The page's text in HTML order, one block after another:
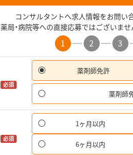
コンサルタントへ求人情報をお問い
薬局・病院等への直接応募ではございませ
1 2 3
必須
薬剤師免許
薬剤師
必須
1ヶ月以内
6ヶ月以内